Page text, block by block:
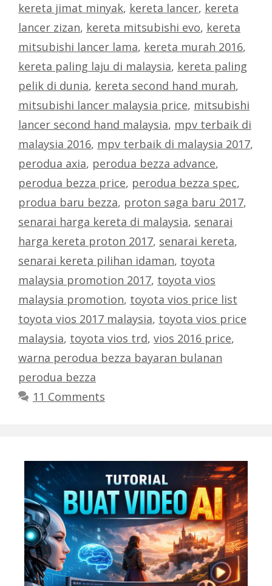
kereta jimat minyak, kereta lancer, kereta
lancer zizan, kereta mitsubishi evo, kereta
mitsubishi lancer lama, kereta murah 2016,
kereta paling laju di malaysia, kereta paling
pelik di dunia, kereta second hand murah,
mitsubishi lancer malaysia price, mitsubishi
lancer second hand malaysia, mpv terbaik di
malaysia 2016, mpv terbaik di malaysia 2017,
perodua axia, perodua bezza advance,
perodua bezza price, perodua bezza spec,
produa baru bezza, proton saga baru 2017,
senarai harga kereta di malaysia, senarai
harga kereta proton 2017, senarai kereta,
senarai kereta pilihan idaman, toyota
malaysia promotion 2017, toyota vios
malaysia promotion, toyota vios price list
toyota vios 2017 malaysia, toyota vios price
malaysia, toyota vios trd, vios 2016 price,
warna perodua bezza bayaran bulanan
perodua bezza
11 Comments